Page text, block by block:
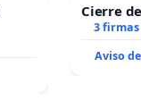
Cierre
3 firmas
Aviso